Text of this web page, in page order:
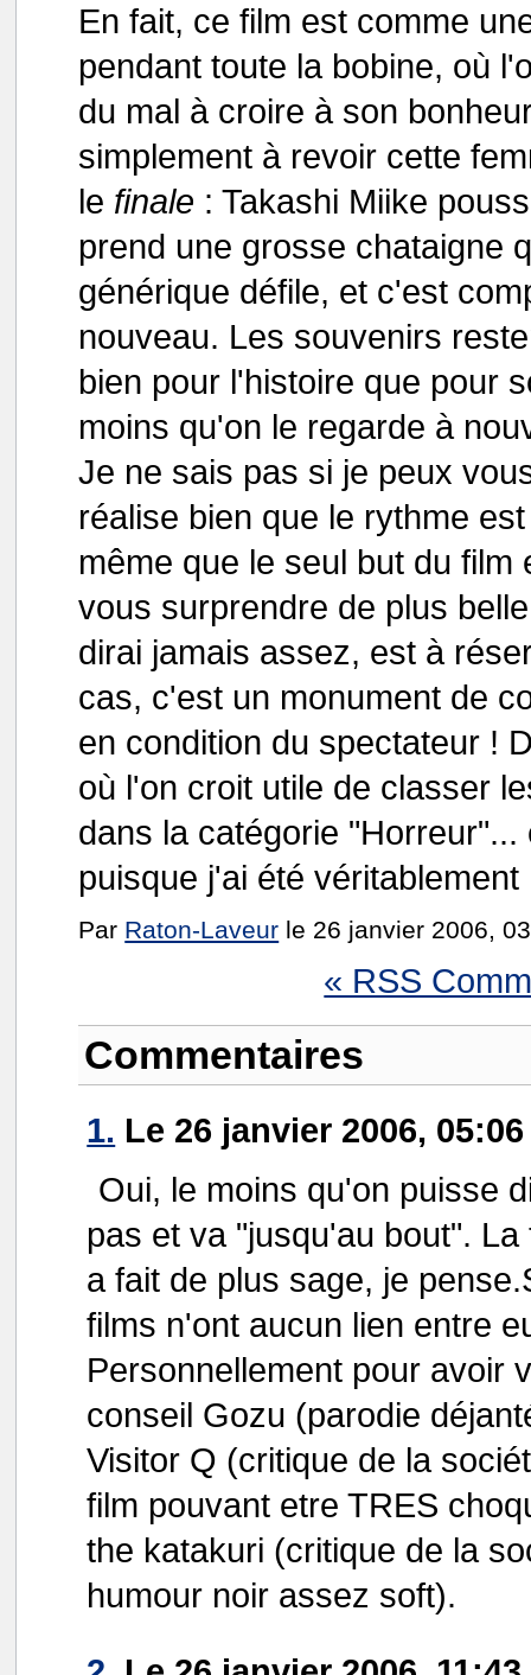
En fait, ce film est comme
pendant toute la bobine, où
du mal à croire à son
simplement à revoir cette
le finale : Takashi Miike
prend une grosse chataigne
générique défile, et c'est
nouveau. Les souvenirs
bien pour l'histoire que pour
moins qu'on le regarde à
Je ne sais pas si je peux
réalise bien que le rythme
même que le seul but du
vous surprendre de plus
dirai jamais assez, est à
cas, c'est un monument de
en condition du spectateur !
où l'on croit utile de classer
dans la catégorie
puisque j'ai été véritablement
Par Raton-Laveur le 26 janvier 2006,
« RSS
Commentaires
1. Le 26 janvier 2006,
Oui, le moins qu'on puisse
pas et va "jusqu'au bout".
a fait de plus sage, je
films n'ont aucun lien entre
Personnellement pour avoir
conseil Gozu (parodie
Visitor Q (critique de la
film pouvant etre TRES
the katakuri (critique de la
humour noir assez soft).